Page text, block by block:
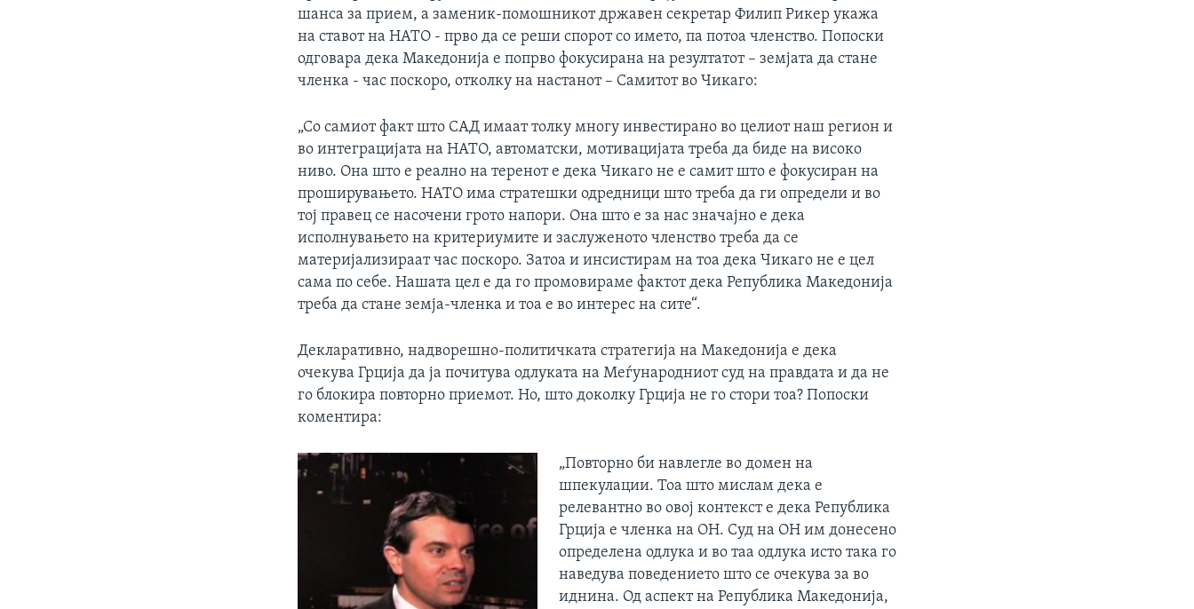
шанса за прием, а заменик-помошникот државен секретар Филип Рикер укажа
на ставот на НАТО - прво да се реши спорот со името, па потоа членство. Попоски
одговара дека Македонија е попрво фокусирана на резултатот – земјата да стане
членка - час поскоро, отколку на настанот – Самитот во Чикаго:
„Со самиот факт што САД имаат толку многу инвестирано во целиот наш регион и
во интеграцијата на НАТО, автоматски, мотивацијата треба да биде на високо
ниво. Она што е реално на теренот е дека Чикаго не е самит што е фокусиран на
проширувањето. НАТО има стратешки одредници што треба да ги определи и во
тој правец се насочени грото напори. Она што е за нас значајно е дека
исполнувањето на критериумите и заслуженото членство треба да се
материјализираат час поскоро. Затоа и инсистирам на тоа дека Чикаго не е цел
сама по себе. Нашата цел е да го промовираме фактот дека Република Македонија
треба да стане земја-членка и тоа е во интерес на сите“.
Декларативно, надворешно-политичката стратегија на Македонија е дека
очекува Грција да ја почитува одлуката на Меѓународниот суд на правдата и да не
го блокира повторно приемот. Но, што доколку Грција не го стори тоа? Попоски
коментира:
„Повторно би навлегле во домен на
шпекулации. Тоа што мислам дека е
релевантно во овој контекст е дека Република
Грција е членка на ОН. Суд на ОН им донесено
определена одлука и во таа одлука исто така го
наведува поведението што се очекува за во
иднина. Од аспект на Република Македонија,